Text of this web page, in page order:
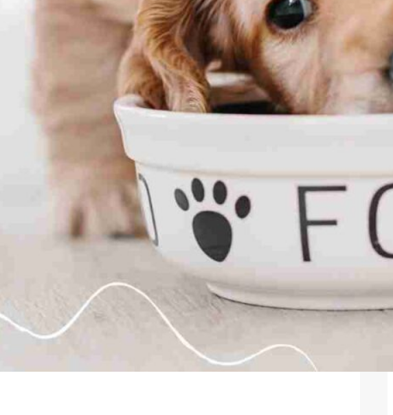
Publicidad
Social Media
Instagram
Clic para suscribirte a la revista
Revista